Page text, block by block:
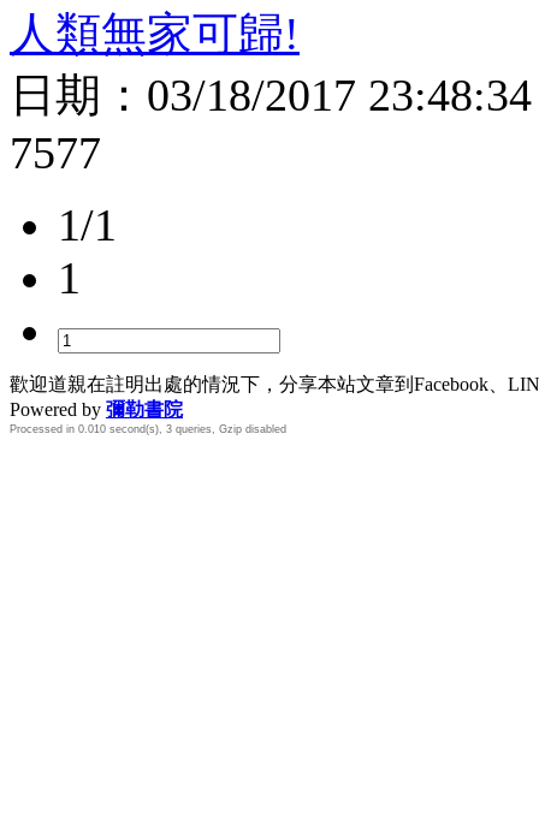
人類無家可歸!
日期： 03/18/2017 23:48:34
7577
1/1
1
歡迎道親在註明出處的情況下，分享本站文章到Facebook、
Powered by 彌勒書院
Processed in 0.010 second(s), 3 queries, Gzip disabled